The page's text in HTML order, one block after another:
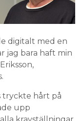
digitalt med en
jag bara haft min
tryckte hårt på
upp